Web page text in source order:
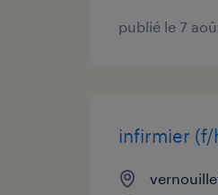
publié le 7
infirmier (f/